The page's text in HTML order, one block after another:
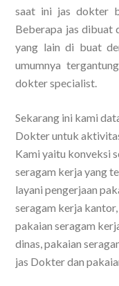
saat ini jas dokter
Beberapa jas dibuat
yang lain di buat
umumnya
dokter specialist.
Sekarang ini kami
Dokter untuk
Kami yaitu konveksi
seragam kerja yang
layani pengerjaan
seragam kerja
pakaian seragam
dinas, pakaian
jas Dokter dan